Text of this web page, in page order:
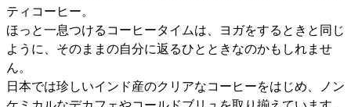
ティコーヒー。
ほっと一息つけるコーヒータイムは、ヨガをするときと同じ
ように、そのままの自分に返るひとときなのかもしれませ
ん。
日本では珍しいインド産のクリアなコーヒーをはじめ、ノン